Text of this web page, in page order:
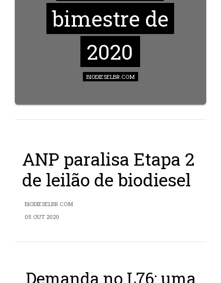
bimestre de
2020
BIODIESELBR.COM
ANP paralisa Etapa 2
de leilão de biodiesel
BIODIESELBR.COM
05 OUT 2020
Demanda no L76: uma